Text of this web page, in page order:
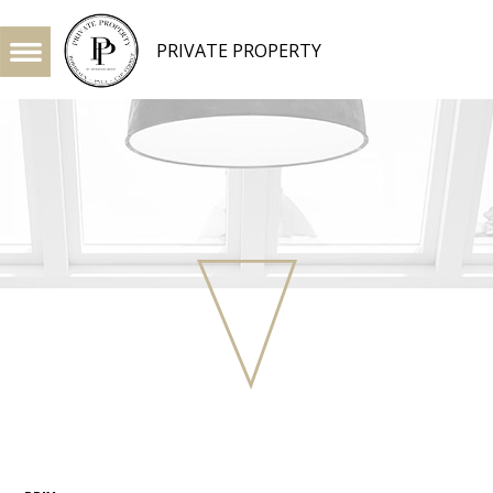
PRIVATE PROPERTY